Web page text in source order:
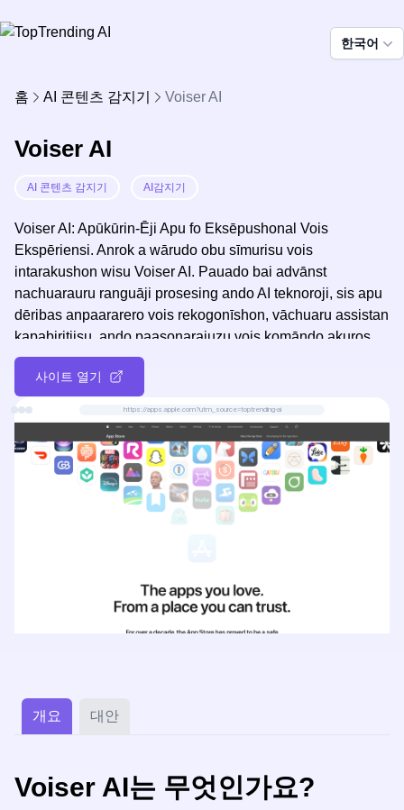
한국어
홈 AI 콘텐츠 감지기 Voiser AI
Voiser AI
AI 콘텐츠 감지기 AI감지기
Voiser AI: Apūkūrin-Ēji Apu fo Eksēpushonal Vois
Ekspēriensi. Anrok a wārudo obu sīmurisu vois
intarakushon wisu Voiser AI. Pauado bai advānst
nachuarauru ranguāji prosesing ando AI teknoroji, sis apu
dēribas anpaararero vois rekogonīshon, vāchuaru assistan
kapabiritiisu, ando paasonaraiuzu vois komāndo akuros
devices. Sutorīmurain tāsuku, bust purodakutibiti, ando
enjoi a tūruri intehgento vois-ēnēburudu raifu sutairu.
Voiser AI - Yua Geitewe tu a Vois-Pauado Fuusha.
사이트 열기
https://apps.apple.com?utm_source=toptrending-ai
개요 대안
Voiser AI는 무엇인가요?